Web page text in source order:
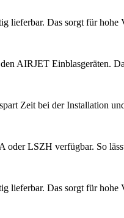
Das sorgt für hohe
AIRJET Einblasgeräten.
Zeit bei der Installation
LSZH verfügbar. So
Das sorgt für hohe